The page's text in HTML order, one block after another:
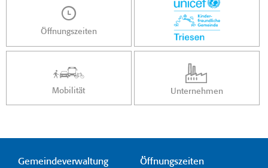
Öffnungszeiten
Mobilität Unternehmen
Gemeindeverwaltung
Öffnungszeiten